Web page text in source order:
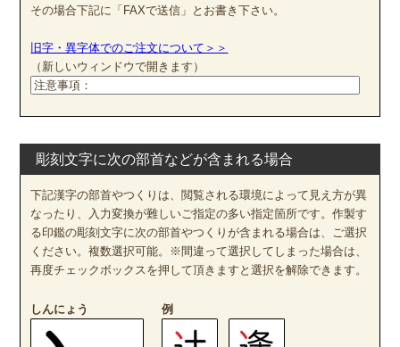
その場合下記に「FAXで送信」とお書き下さい。
旧字・異字体でのご注文について＞＞
（新しいウィンドウで開きます）
彫刻文字に次の部首などが含まれる場合
下記漢字の部首やつくりは、閲覧される環境によって見え方が異
なったり、入力変換が難しいご指定の多い指定箇所です。作製す
る印鑑の彫刻文字に次の部首やつくりが含まれる場合は、ご選択
ください。複数選択可能。※間違って選択してしまった場合は、
再度チェックボックスを押して頂きますと選択を解除できます。
しんにょう 例